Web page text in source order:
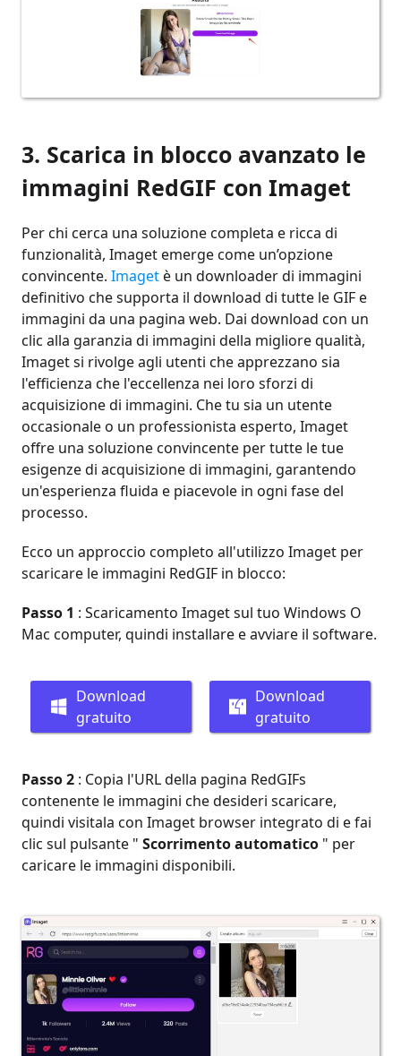
3. Scarica in blocco avanzato le
immagini RedGIF con Imaget
Per chi cerca una soluzione completa e ricca di
funzionalità, Imaget emerge come un’opzione
convincente. Imaget è un downloader di immagini
definitivo che supporta il download di tutte le GIF e
immagini da una pagina web. Dai download con un
clic alla garanzia di immagini della migliore qualità,
Imaget si rivolge agli utenti che apprezzano sia
l'efficienza che l'eccellenza nei loro sforzi di
acquisizione di immagini. Che tu sia un utente
occasionale o un professionista esperto, Imaget
offre una soluzione convincente per tutte le tue
esigenze di acquisizione di immagini, garantendo
un'esperienza fluida e piacevole in ogni fase del
processo.
Ecco un approccio completo all'utilizzo Imaget per
scaricare le immagini RedGIF in blocco:
Passo 1 : Scaricamento Imaget sul tuo Windows O
Mac computer, quindi installare e avviare il software.
Download
gratuito
Download
gratuito
Passo 2 : Copia l'URL della pagina RedGIFs
contenente le immagini che desideri scaricare,
quindi visitala con Imaget browser integrato di e fai
clic sul pulsante " Scorrimento automatico " per
caricare le immagini disponibili.